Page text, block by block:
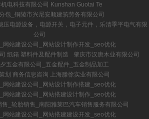
电科技有限公司 Kunshan Guotai Te
包_铜陵市兴尼安顺建筑劳务有限公司
压电源设备，电源开关，电子元件，乐清季平电气有限
公司
网站建设公司_网站设计制作开发_seo优化
纸箱 塑料件及配件制造
肇庆市汉唐木业有限公司
五金有限公司_五金配件_五金制品加工
划 商务信息咨询 上海滕徐实业有限公司
网站建设公司_网站设计制作搭建_seo优化
网站建设公司_网站搭建设计制作_seo优化
_轮胎销售_南阳雅莱巴汽车销售服务有限公司
网站建设公司_网站搭建建设开发_seo优化